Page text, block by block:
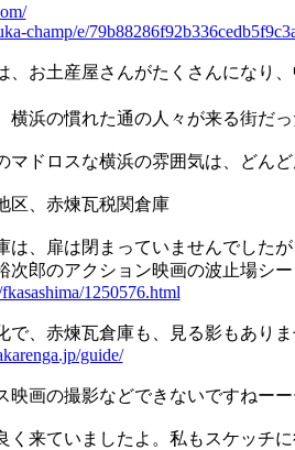
champ/e/
、お土産屋さんがたくさんになり
浜の慣れた通の人々が来る街だっ
マドロスな横浜の雰囲気は、どんど
区、赤煉瓦税関倉庫
は、扉は閉まっていませんでした
次郎のアクション映画の波止場シ
1250576.html
で、赤煉瓦倉庫も、見る影もあり
guide/
映画の撮影などできないですねーー
く来ていましたよ。私もスケッチ